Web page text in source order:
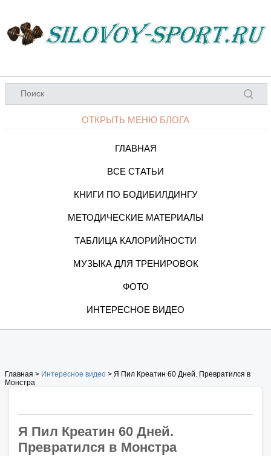
ОТКРЫТЬ МЕНЮ БЛОГА
ГЛАВНАЯ
ВСЕ СТАТЬИ
КНИГИ ПО БОДИБИЛДИНГУ
МЕТОДИЧЕСКИЕ МАТЕРИАЛЫ
ТАБЛИЦА КАЛОРИЙНОСТИ
МУЗЫКА ДЛЯ ТРЕНИРОВОК
ФОТО
ИНТЕРЕСНОЕ ВИДЕО
Главная > Интересное видео > Я Пил Креатин 60 Дней. Превратился в
Монстра
Я Пил Креатин 60 Дней.
Превратился в Монстра